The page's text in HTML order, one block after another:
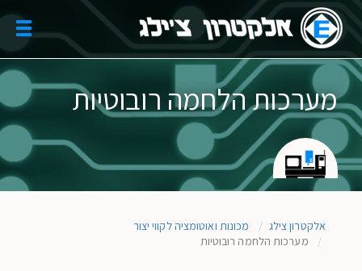
main
content
מערכות הלחמה רובוטיות
אלקטרון צילג
מכונות ואוטומציה לקווי יצור
מערכות הלחמה רובוטיות